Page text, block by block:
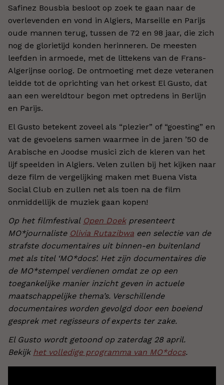
Safinez Bousbia besloot op zoek te gaan naar de
overlevenden en vond in Algiers, Marseille en Parijs
oude mannen terug, tussen de 72 en 98 jaar, die zich
nog de glorietijd konden herinneren. De meesten
leefden in armoede, met de littekens van de Frans-
Algerijnse oorlog. De ontmoeting met deze veteranen
leidde tot de oprichting van het orkest El Gusto, dat
aan een wereldtour begon met optredens in Berlijn
en Parijs.
El Gusto betekent zoveel als “plezier” of “goesting” en
vat de gevoelens samen waarmee in de jaren ’50 de
Arabische en Joodse musici zich de kleren van het
lijf speelden in Algiers. Velen zullen bij het kijken naar
deze film de vergelijking maken met Buena Vista
Social Club en zullen net als toen na de film
onmiddellijk de muziek gaan kopen!
Op het filmfestival Open Doekpresenteert
MO*journaliste Olivia Rutazibwa een selectie van de
strafste documentaires uit binnen-en buitenland
met als titel ‘MO*docs’. Het zijn documentaires die
de MO*stempel verdienen omdat ze op een
toegankelijke manier inzicht geven in actuele
maatschappelijke thema’s. Verschillende
documentaires worden gevolgd door een boeiend
gesprek met regisseurs of experts ter zake.
El Gusto wordt getoond op zaterdag 28 april.
Bekijk het volledige programma van MO*docs.